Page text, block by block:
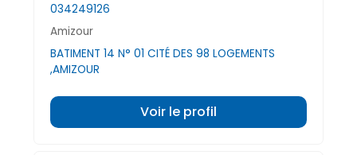
034249126
Amizour
BATIMENT 14 N° 01 CITÉ DES 98 LOGEMENTS
,AMIZOUR
Voir le profil